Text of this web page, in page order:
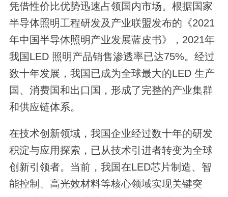
凭借性价比优势迅速占领国内市场。根据国家
半导体照明工程研发及产业联盟发布的《2021
年中国半导体照明产业发展蓝皮书》，2021年
我国LED 照明产品销售渗透率已达75%。经过
数十年发展，我国已成为全球最大的LED 生产
国、消费国和出口国，形成了完整的产业集群
和供应链体系。
在技术创新领域，我国企业经过数十年的研发
积淀与应用探索，已从技术引进者转变为全球
创新引领者。当前，我国在LED芯片制造、智
能控制、高光效材料等核心领域实现关键突